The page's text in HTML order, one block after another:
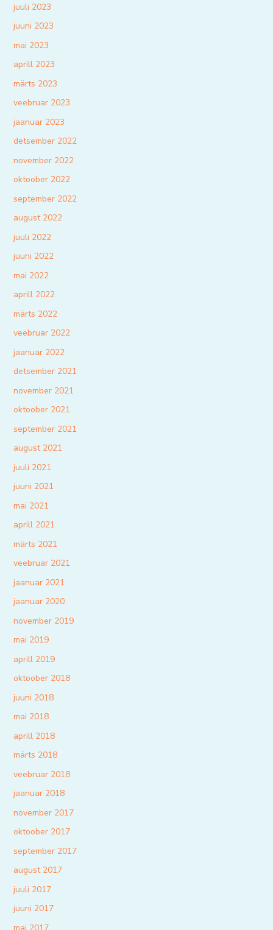
juuli 2023
juuni 2023
mai 2023
aprill 2023
märts 2023
veebruar 2023
jaanuar 2023
detsember 2022
november 2022
oktoober 2022
september 2022
august 2022
juuli 2022
juuni 2022
mai 2022
aprill 2022
märts 2022
veebruar 2022
jaanuar 2022
detsember 2021
november 2021
oktoober 2021
september 2021
august 2021
juuli 2021
juuni 2021
mai 2021
aprill 2021
märts 2021
veebruar 2021
jaanuar 2021
jaanuar 2020
november 2019
mai 2019
aprill 2019
oktoober 2018
juuni 2018
mai 2018
aprill 2018
märts 2018
veebruar 2018
jaanuar 2018
november 2017
oktoober 2017
september 2017
august 2017
juuli 2017
juuni 2017